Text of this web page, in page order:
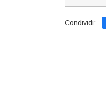
Condividi: